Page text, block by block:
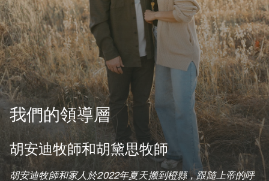
我們的領導層
胡安迪牧師和胡黛思牧師
胡安迪牧師和家人於2022年夏天搬到橙縣，跟隨上帝的呼